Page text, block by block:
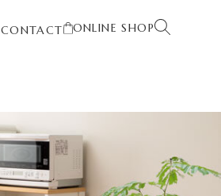
CONTACT ONLINE SHOP